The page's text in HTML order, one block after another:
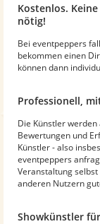
Kostenlos.
nötig!
Bei eventpeppers
bekommen einen
können dann
Professionell,
Die Künstler
Bewertungen und
Künstler - also
eventpeppers
Veranstaltung
anderen Nutzern
Showkünstler